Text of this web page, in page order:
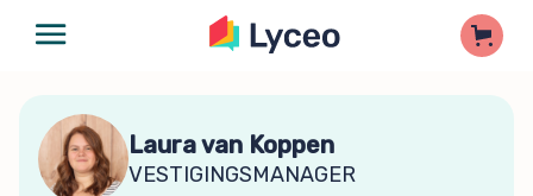
Laura van Koppen
VESTIGINGSMANAGER